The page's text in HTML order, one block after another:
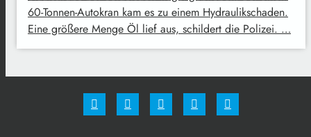
60-Tonnen-Autokran kam es zu einem Hydraulikschaden.
Eine größere Menge Öl lief aus, schildert die Polizei. …